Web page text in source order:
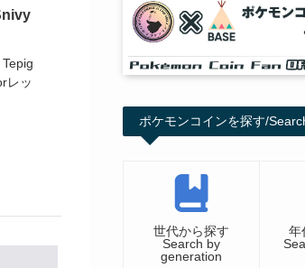
レッ
ポケモンコインを探す/
世代から探す
Search by
generation
年